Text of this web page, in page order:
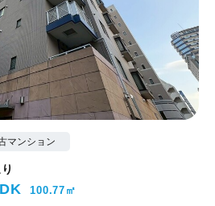
マンション
100.77㎡